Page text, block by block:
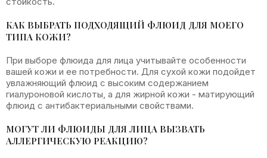
КАК ВЫБРАТЬ ПОДХОДЯЩИЙ ФЛЮИД ДЛЯ МОЕГО
ТИПА КОЖИ?
При выборе флюида для лица учитывайте особенности
вашей кожи и ее потребности. Для сухой кожи подойдет
увлажняющий флюид с высоким содержанием
гиалуроновой кислоты, а для жирной кожи - матирующий
флюид с антибактериальными свойствами.
МОГУТ ЛИ ФЛЮИДЫ ДЛЯ ЛИЦА ВЫЗВАТЬ
АЛЛЕРГИЧЕСКУЮ РЕАКЦИЮ?